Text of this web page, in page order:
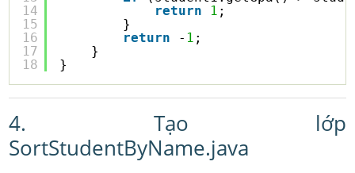
14
15
16
17
18
return
1 ;
}
return
- 1 ;
}
}
4. Tạo lớp
SortStudentByName.java